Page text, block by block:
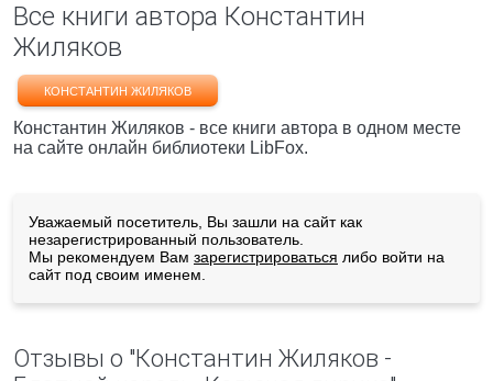
Все книги автора Константин
Жиляков
КОНСТАНТИН ЖИЛЯКОВ
Константин Жиляков - все книги автора в одном месте
на сайте онлайн библиотеки LibFox.
Уважаемый посетитель, Вы зашли на сайт как
незарегистрированный пользователь.
Мы рекомендуем Вам зарегистрироваться либо войти на
сайт под своим именем.
Отзывы о "Константин Жиляков -